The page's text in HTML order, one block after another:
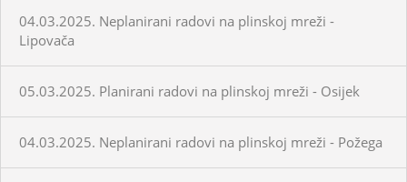
04.03.2025. Neplanirani radovi na plinskoj mreži -
Lipovača
05.03.2025. Planirani radovi na plinskoj mreži - Osijek
04.03.2025. Neplanirani radovi na plinskoj mreži - Požega